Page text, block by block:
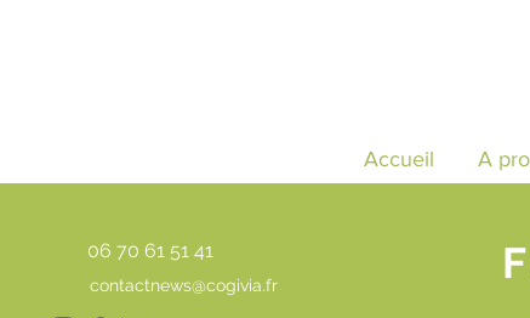
Accueil A
06 70 61 51 41
contactnews@cogivia.fr